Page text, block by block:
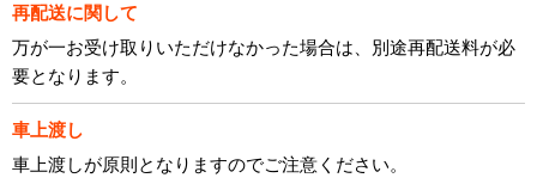
再配送に関して
万が一お受け取りいただけなかった場合は、別途再配送料が必
要となります。
車上渡し
車上渡しが原則となりますのでご注意ください。